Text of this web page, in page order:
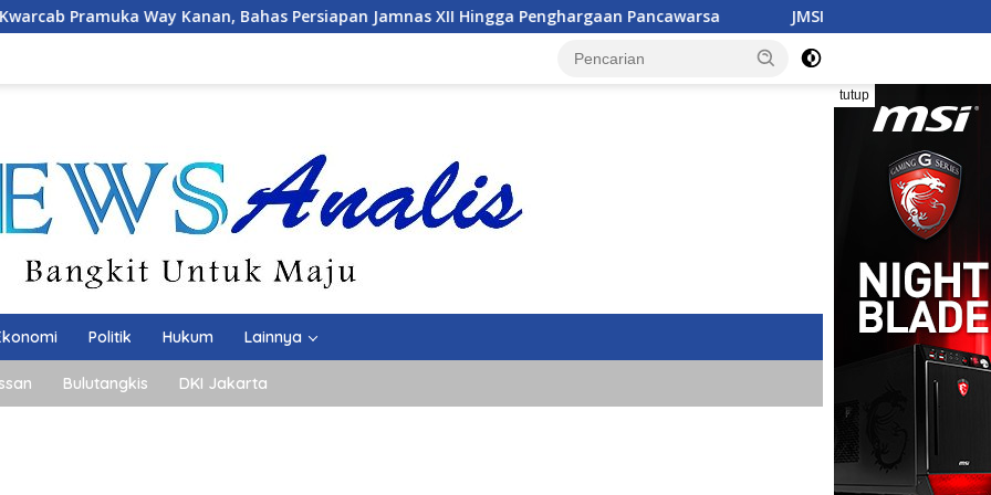
Bahas Persiapan Jamnas XII Hingga Penghargaan Pancawarsa JMSI Dorong Transparansi Penanganan Perkara di
tutup
Politik Hukum Lainnya
Bulutangkis DKI Jakarta